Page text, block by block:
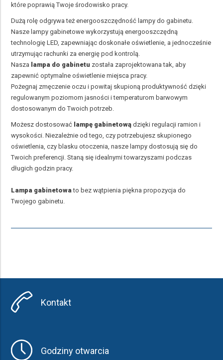
które poprawią Twoje środowisko pracy.
Dużą rolę odgrywa też energooszczędność lampy do gabinetu.
Nasze lampy gabinetowe wykorzystują energooszczędną
technologię LED, zapewniając doskonałe oświetlenie, a jednocześnie
utrzymując rachunki za energię pod kontrolą.
Nasza lampa do gabinetu została zaprojektowana tak, aby
zapewnić optymalne oświetlenie miejsca pracy.
Pożegnaj zmęczenie oczu i powitaj skupioną produktywność dzięki
regulowanym poziomom jasności i temperaturom barwowym
dostosowanym do Twoich potrzeb.
Możesz dostosować lampę gabinetową dzięki regulacji ramion i
wysokości. Niezależnie od tego, czy potrzebujesz skupionego
oświetlenia, czy blasku otoczenia, nasze lampy dostosują się do
Twoich preferencji. Staną się idealnymi towarzyszami podczas
długich godzin pracy.
Lampa gabinetowato bez wątpienia piękna propozycja do
Twojego gabinetu.
Kontakt
Godziny otwarcia